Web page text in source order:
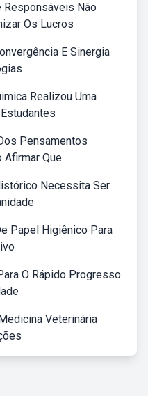
Responsáveis Não
Os Lucros
E Sinergia
Realizou Uma
Pensamentos
Afirmar Que
Necessita Ser
Papel Higiênico Para
O Rápido Progresso
Veterinária